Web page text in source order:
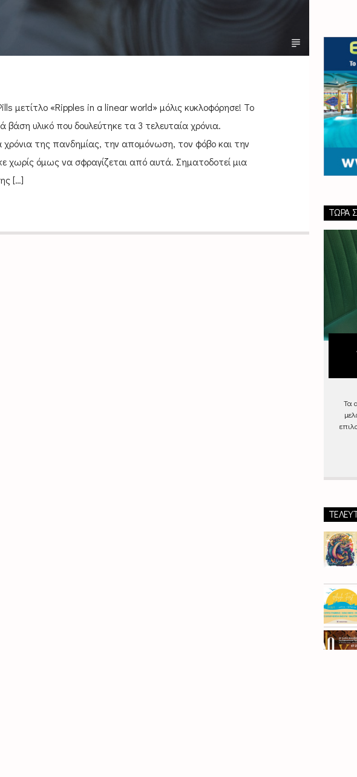
μετίτλο «Ripples in a linear world» μόλις κυκλοφόρησε! Το
υλικό που δουλεύτηκε τα 3 τελευταία χρόνια.
χρόνια της πανδημίας, την απομόνωση, τον φόβο και την
χωρίς όμως να σφραγίζεται από αυτά. Σηματοδοτεί μια
[…]
ΤΏΡΑ
Τα